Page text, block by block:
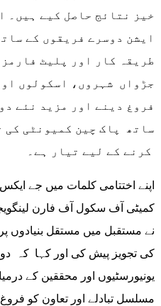
خیز نتائج حاصل کیے ہیں۔
ایشن دوسرے فریقوں کے
طریقہ کار اور پلیٹ
جڑواں شہروں، اسکولوں
فروغ دینے اور مزید نئے
ساتھ پاک چین کمیونٹی کی
اپنے اختتامی کلمات میں جے
کمیٹی آف سکول آف فارن
نے مستقبل میں مستقل بنیادوں
کی تجویز پیش کی اور کہا کہ
یونیورسٹیوں اور محققین کے
مسلسل تبادلے اور تعاون کو فروغ